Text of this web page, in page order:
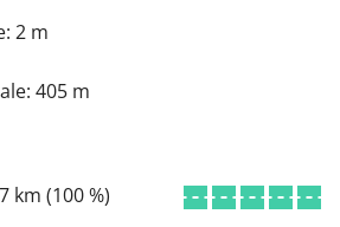
2 m
405 m
km (100 %)